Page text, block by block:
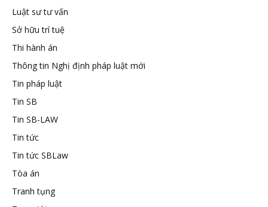
Luật sư tư vấn
Sở hữu trí tuệ
Thi hành án
Thông tin Nghị định pháp luật mới
Tin pháp luật
Tin SB
Tin SB-LAW
Tin tức
Tin tức SBLaw
Tòa án
Tranh tụng